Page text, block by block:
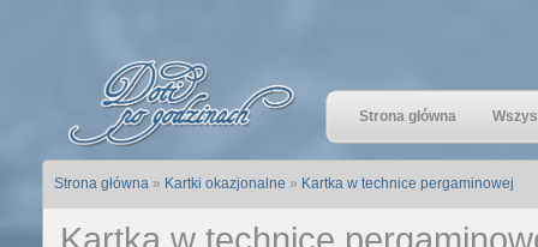
Strona główna
Strona główna» Kartki okazjonalne » Kartka w technice pergaminowej